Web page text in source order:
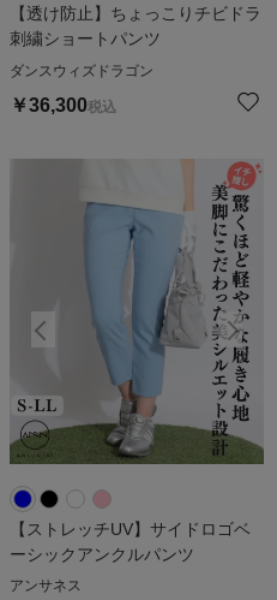
【透け防止】ちょっこりチビドラ
刺繍ショートパンツ
ダンスウィズドラゴン
￥36,300税込
【ストレッチUV】サイドロゴベ
ーシックアンクルパンツ
アンサネス